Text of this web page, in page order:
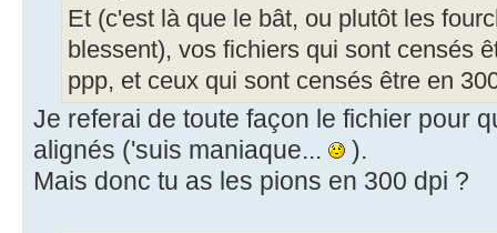
Et (c'est là que le bât, ou plutôt les
blessent), vos fichiers qui sont censés
ppp, et ceux qui sont censés être en
Je referai de toute façon le fichier pour
alignés ('suis maniaque...
).
Mais donc tu as les pions en 300 dpi ?